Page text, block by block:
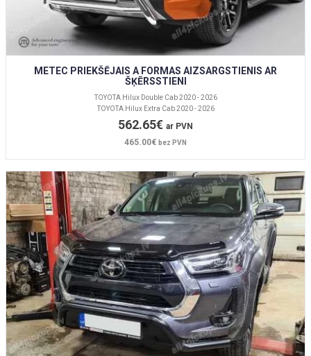
METEC PRIEKŠĒJAIS A FORMAS AIZSARGSTIENIS AR
ŠĶĒRSSTIENI
TOYOTA Hilux Double Cab 2020 - 2026
TOYOTA Hilux Extra Cab 2020 - 2026
562.65€ ar PVN
465.00€ bez PVN